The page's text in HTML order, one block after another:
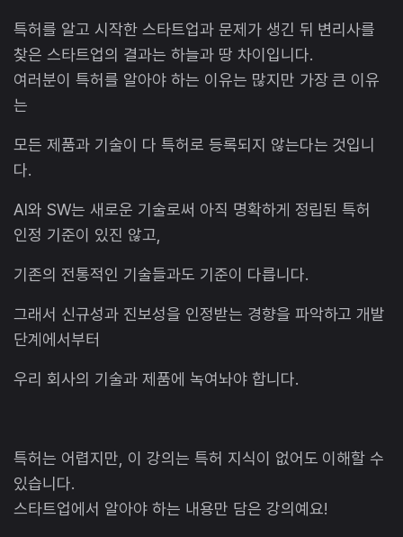
특허를 알고 시작한 스타트업과 문제가 생긴 뒤 변리사를
찾은 스타트업의 결과는 하늘과 땅 차이입니다.
여러분이 특허를 알아야 하는 이유는 많지만 가장 큰 이유
는
모든 제품과 기술이 다 특허로 등록되지 않는다는 것입니
다.
AI와 SW는 새로운 기술로써 아직 명확하게 정립된 특허
인정 기준이 있진 않고,
기존의 전통적인 기술들과도 기준이 다릅니다.
그래서 신규성과 진보성을 인정받는 경향을 파악하고 개발
단계에서부터
우리 회사의 기술과 제품에 녹여놔야 합니다.
특허는 어렵지만, 이 강의는 특허 지식이 없어도 이해할 수
있습니다.
스타트업에서 알아야 하는 내용만 담은 강의예요!